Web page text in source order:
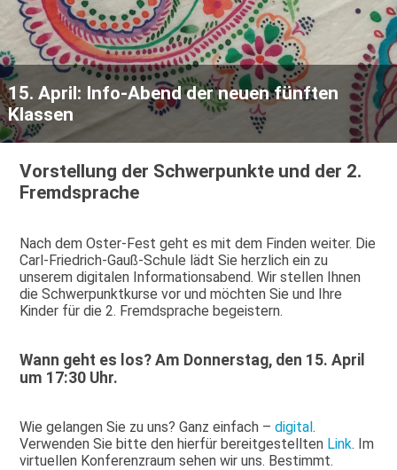
15. April: Info-Abend der neuen fünften
Klassen
Vorstellung der Schwerpunkte und der 2.
Fremdsprache
Nach dem Oster-Fest geht es mit dem Finden weiter. Die
Carl-Friedrich-Gauß-Schule lädt Sie herzlich ein zu
unserem digitalen Informationsabend. Wir stellen Ihnen
die Schwerpunktkurse vor und möchten Sie und Ihre
Kinder für die 2. Fremdsprache begeistern.
Wann geht es los?Am Donnerstag, den 15. April
um 17:30 Uhr.
Wie gelangen Sie zu uns? Ganz einfach –digital.
Verwenden Sie bitte den hierfür bereitgestellten Link. Im
virtuellen Konferenzraum sehen wir uns. Bestimmt.